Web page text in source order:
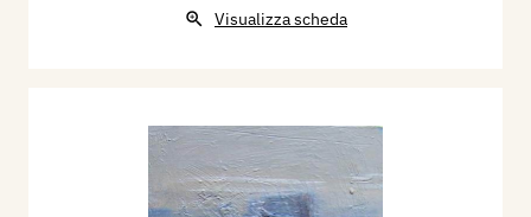
Visualizza scheda